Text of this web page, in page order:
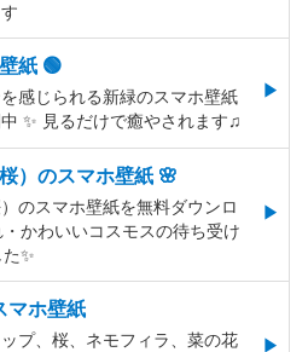
紙 🟢
感じられる新緑のスマホ壁紙
✨ 見るだけで癒やされます♫
）のスマホ壁紙 🌸
のスマホ壁紙を無料ダウンロ
・かわいいコスモスの待ち受け
✨️
マホ壁紙
プ、桜、ネモフィラ、菜の花